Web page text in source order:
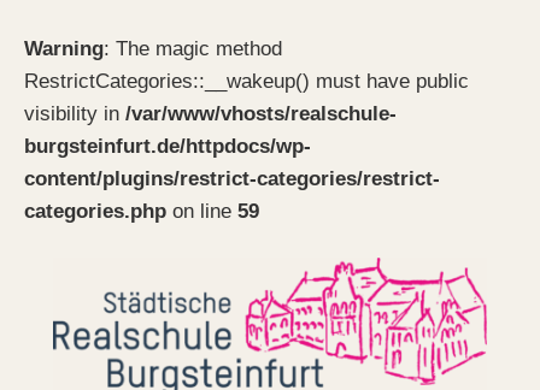
Warning: The magic method
RestrictCategories::__wakeup() must have public
visibility in /var/www/vhosts/realschule-
burgsteinfurt.de/httpdocs/wp-
content/plugins/restrict-categories/restrict-
categories.php on line 59